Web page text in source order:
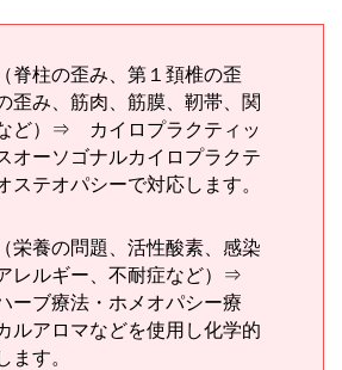
脊柱の歪み、第１頚椎の歪
歪み、筋肉、筋膜、靭帯、関
ど）⇒ カイロプラクティッ
オーソゴナルカイロプラクテ
ステオパシーで対応します。
栄養の問題、活性酸素、感染
レルギー、不耐症など）⇒
ーブ療法・ホメオパシー療
ルアロマなどを使用し化学的
ます。